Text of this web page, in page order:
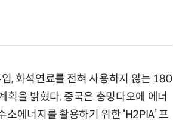
, 화석연료를 전혀 사용하지 않는 180
획을 밝혔다. 중국은 충밍다오에 에너
에너지를 활용하기 위한 ‘H2PIA’ 프